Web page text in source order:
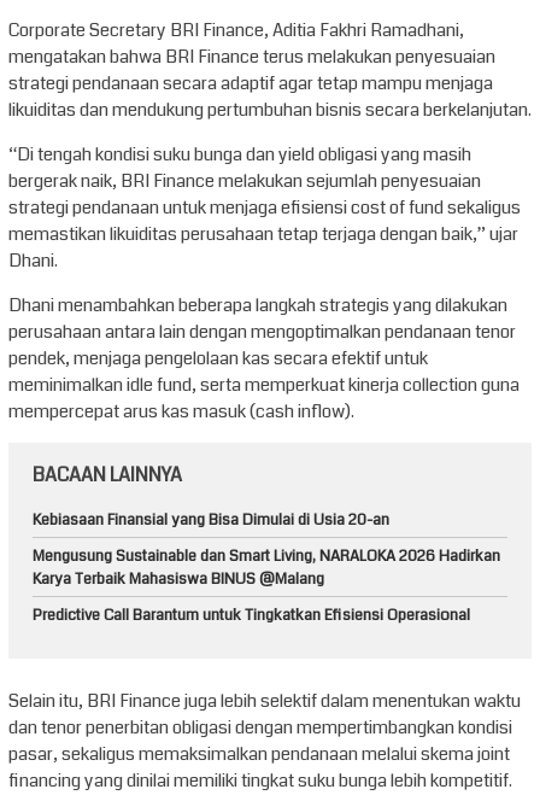
Corporate Secretary BRI Finance, Aditia Fakhri Ramadhani,
mengatakan bahwa BRI Finance terus melakukan penyesuaian
strategi pendanaan secara adaptif agar tetap mampu menjaga
likuiditas dan mendukung pertumbuhan bisnis secara berkelanjutan.
“Di tengah kondisi suku bunga dan yield obligasi yang masih
bergerak naik, BRI Finance melakukan sejumlah penyesuaian
strategi pendanaan untuk menjaga efisiensi cost of fund sekaligus
memastikan likuiditas perusahaan tetap terjaga dengan baik,” ujar
Dhani.
Dhani menambahkan beberapa langkah strategis yang dilakukan
perusahaan antara lain dengan mengoptimalkan pendanaan tenor
pendek, menjaga pengelolaan kas secara efektif untuk
meminimalkan idle fund, serta memperkuat kinerja collection guna
mempercepat arus kas masuk (cash inflow).
BACAAN LAINNYA
Kebiasaan Finansial yang Bisa Dimulai di Usia 20-an
Mengusung Sustainable dan Smart Living, NARALOKA 2026 Hadirkan
Karya Terbaik Mahasiswa BINUS @Malang
Predictive Call Barantum untuk Tingkatkan Efisiensi Operasional
Selain itu, BRI Finance juga lebih selektif dalam menentukan waktu
dan tenor penerbitan obligasi dengan mempertimbangkan kondisi
pasar, sekaligus memaksimalkan pendanaan melalui skema joint
financing yang dinilai memiliki tingkat suku bunga lebih kompetitif.